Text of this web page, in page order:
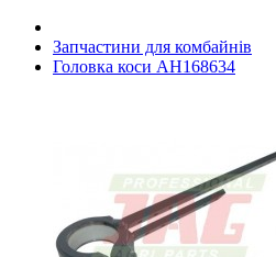
Запчастини для комбайнів
Головка коси AH168634